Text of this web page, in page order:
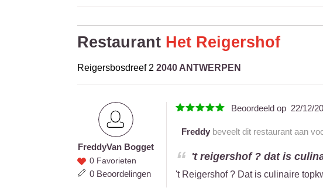
Restaurant Het Reigershof
Reigersbosdreef 2 2040 ANTWERPEN
Freddy
Van
Bogget
FreddyVan Bogget
0 Favorieten
0 Beoordelingen
Beoordeeld op 22/12/
Freddy beveelt dit restaurant aan
't reigershof ? dat is
't Reigershof ? Dat is culinaire